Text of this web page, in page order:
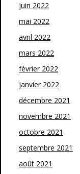
juin 2022
mai 2022
avril 2022
mars 2022
février 2022
janvier 2022
décembre 2021
novembre 2021
octobre 2021
septembre 2021
août 2021